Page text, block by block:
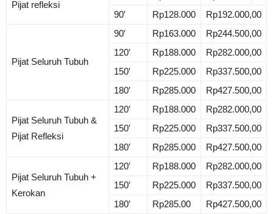
Pijat refleksi
90′
Rp128.000 Rp192.000,00
Pijat Seluruh Tubuh
90′ Rp163.000
Rp244.500,00
120′
Rp188.000
Rp282.000,00
150′
Rp225.000
Rp337.500,00
180′
Rp285.000 Rp427.500,00
Pijat Seluruh Tubuh &
Pijat Refleksi
120′ Rp188.000
Rp282.000,00
150′
Rp225.000
Rp337.500,00
180′
Rp285.000 Rp427.500,00
Pijat Seluruh Tubuh +
Kerokan
120′ Rp188.000
Rp282.000,00
150′
Rp225.000
Rp337.500,00
180′
Rp285.00 Rp427.500,00